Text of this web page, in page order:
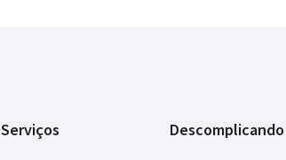
Serviços Descomplicando